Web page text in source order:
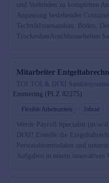
und Verbinden zu kompletten
Anpassung bestehender
TechnikInnenausbau: Böden,
TrockenbauAnschlussarbeiten
Mitarbeiter
TOI TOI & DIXI
Emmering (PLZ 82275)
Flexible Arbeitszeiten Jobrad
Werde Payroll Specialist (m/
DIXI! Erstelle die
Personalstammdaten und
Aufgaben in einem innovativen